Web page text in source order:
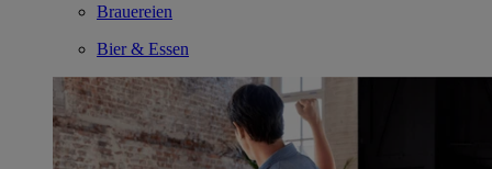
Brauereien
Bier & Essen